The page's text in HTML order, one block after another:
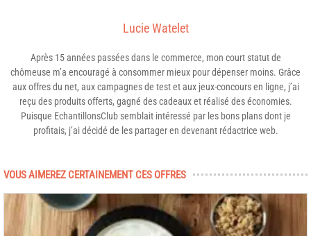
Lucie Watelet
Après 15 années passées dans le commerce, mon court statut de
chômeuse m’a encouragé à consommer mieux pour dépenser moins. Grâce
aux offres du net, aux campagnes de test et aux jeux-concours en ligne, j’ai
reçu des produits offerts, gagné des cadeaux et réalisé des économies.
Puisque EchantillonsClub semblait intéressé par les bons plans dont je
profitais, j’ai décidé de les partager en devenant rédactrice web.
VOUS AIMEREZ CERTAINEMENT CES OFFRES